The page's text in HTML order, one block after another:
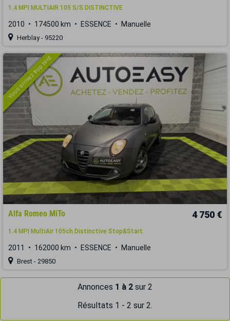
1.4 MPI MULTIAIR 105 S/S DISTINCTIVE
2010 174500 km ESSENCE Manuelle
Herblay - 95220
Vous arrivez trop tard
Alfa Romeo MiTo 4 750 €
1.4 MPI MultiAir 105ch Distinctive Stop&Start
2011 162000 km ESSENCE Manuelle
Brest - 29850
Annonces 1 à 2 sur 2
Résultats 1 - 2 sur 2.